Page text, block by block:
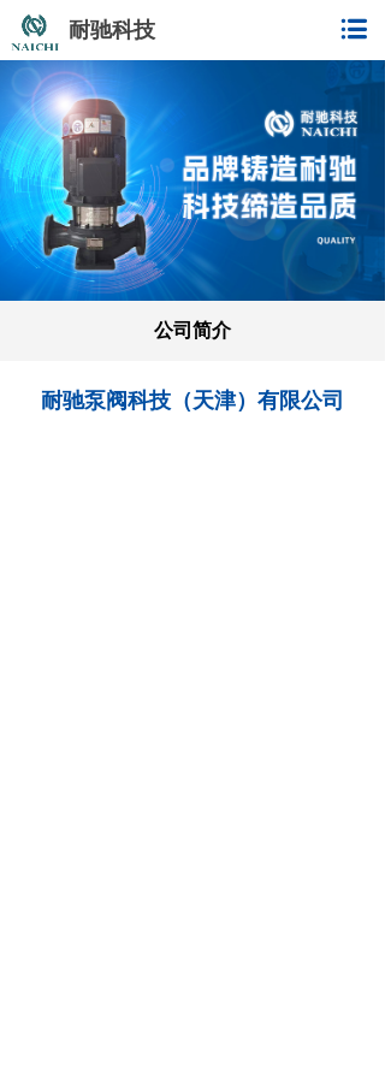
公司简介
耐驰泵阀科技（天津）有限公司
耐驰科技